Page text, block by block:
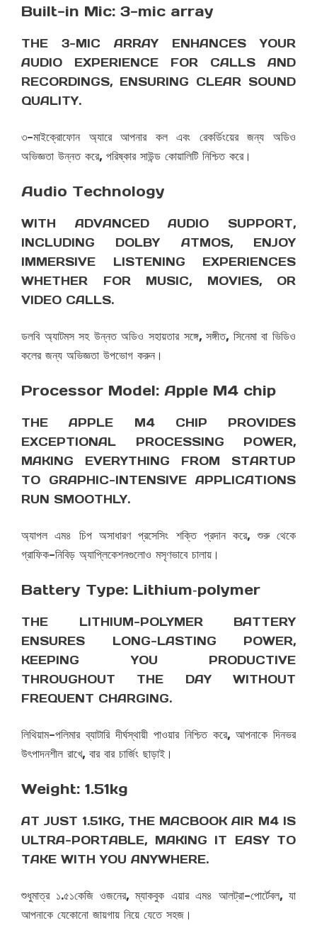
Built-in Mic: 3-mic array
THE 3-MIC ARRAY ENHANCES YOUR
AUDIO EXPERIENCE FOR CALLS AND
RECORDINGS, ENSURING CLEAR SOUND
QUALITY.
৩-মাইক্রোফোন অ্যারে আপনার কল এবং রেকর্ডিংয়ের জন্য অডিও
অভিজ্ঞতা উন্নত করে, পরিষ্কার সাউন্ড কোয়ালিটি নিশ্চিত করে।
Audio Technology
WITH ADVANCED AUDIO SUPPORT,
INCLUDING DOLBY ATMOS, ENJOY
IMMERSIVE LISTENING EXPERIENCES
WHETHER FOR MUSIC, MOVIES, OR
VIDEO CALLS.
ডলবি অ্যাটমস সহ উন্নত অডিও সহায়তার সঙ্গে, সঙ্গীত, সিনেমা বা ভিডিও
কলের জন্য অভিজ্ঞতা উপভোগ করুন।
Processor Model: Apple M4 chip
THE APPLE M4 CHIP PROVIDES
EXCEPTIONAL PROCESSING POWER,
MAKING EVERYTHING FROM STARTUP
TO GRAPHIC-INTENSIVE APPLICATIONS
RUN SMOOTHLY.
অ্যাপল এম৪ চিপ অসাধারণ প্রসেসিং শক্তি প্রদান করে, শুরু থেকে
গ্রাফিক-নিবিড় অ্যাপ্লিকেশনগুলোও মসৃণভাবে চালায়।
Battery Type: Lithium‑polymer
THE LITHIUM-POLYMER BATTERY
ENSURES LONG-LASTING POWER,
KEEPING YOU PRODUCTIVE
THROUGHOUT THE DAY WITHOUT
FREQUENT CHARGING.
লিথিয়াম-পলিমার ব্যাটারি দীর্ঘস্থায়ী পাওয়ার নিশ্চিত করে, আপনাকে দিনভর
উৎপাদনশীল রাখে, বার বার চার্জিং ছাড়াই।
Weight: 1.51kg
AT JUST 1.51KG, THE MACBOOK AIR M4 IS
ULTRA-PORTABLE, MAKING IT EASY TO
TAKE WITH YOU ANYWHERE.
শুধুমাত্র ১.৫১কেজি ওজনের, ম্যাকবুক এয়ার এম৪ আলট্রা-পোর্টেবল, যা
আপনাকে যেকোনো জায়গায় নিয়ে যেতে সহজ।